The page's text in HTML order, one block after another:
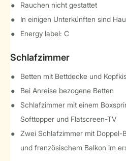
Rauchen nicht gestattet
In einigen Unterkünften sind
Energy label: C
Schlafzimmer
Betten mit Bettdecke und
Bei Anreise bezogene Betten
Schlafzimmer mit einem
Softtopper und Flatscreen-TV
Zwei Schlafzimmer mit Doppel-
und französischem Balkon im